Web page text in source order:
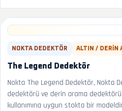
NOKTA DEDEKTÖR ALTIN / DERIN
The Legend Dedektör
Nokta The Legend Dedektör, Nokta
dedektörü ve derin arama
kullanımına uygun stokta bir